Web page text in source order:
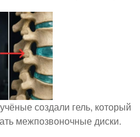
создали гель, который
межпозвоночные диски.